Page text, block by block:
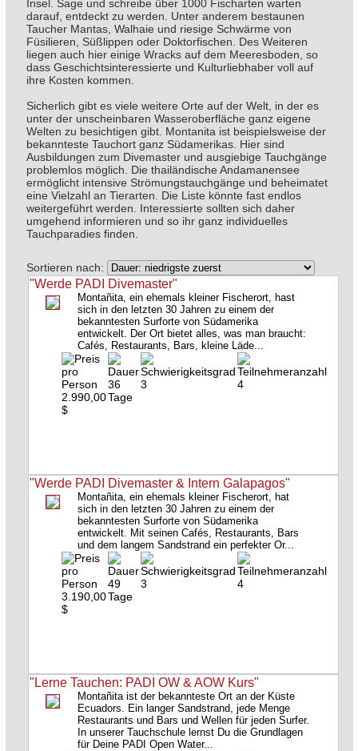
Insel. Sage und schreibe über 1000 Fischarten warten
darauf, entdeckt zu werden. Unter anderem bestaunen
Taucher Mantas, Walhaie und riesige Schwärme von
Füsilieren, Süßlippen oder Doktorfischen. Des Weiteren
liegen auch hier einige Wracks auf dem Meeresboden, so
dass Geschichtsinteressierte und Kulturliebhaber voll auf
ihre Kosten kommen.
Sicherlich gibt es viele weitere Orte auf der Welt, in der es
unter der unscheinbaren Wasseroberfläche ganz eigene
Welten zu besichtigen gibt. Montanita ist beispielsweise der
bekannteste Tauchort ganz Südamerikas. Hier sind
Ausbildungen zum Divemaster und ausgiebige Tauchgänge
problemlos möglich. Die thailändische Andamanensee
ermöglicht intensive Strömungstauchgänge und beheimatet
eine Vielzahl an Tierarten. Die Liste könnte fast endlos
weitergeführt werden. Interessierte sollten sich daher
umgehend informieren und so ihr ganz individuelles
Tauchparadies finden.
Sortieren nach:
"Werde PADI Divemaster"
Montañita, ein ehemals kleiner Fischerort, hast
sich in den letzten 30 Jahren zu einem der
bekanntesten Surforte von Südamerika
entwickelt. Der Ort bietet alles, was man braucht:
Cafés, Restaurants, Bars, kleine Läde...
2.990,00
$
36
Tage
3 4
"Werde PADI Divemaster & Intern Galapagos"
Montañita, ein ehemals kleiner Fischerort, hat
sich in den letzten 30 Jahren zu einem der
bekanntesten Surforte von Südamerika
entwickelt. Mit seinen Cafés, Restaurants, Bars
und dem langem Sandstrand ein perfekter Or...
3.190,00
$
49
Tage
3 4
"Lerne Tauchen: PADI OW & AOW Kurs"
Montañita ist der bekannteste Ort an der Küste
Ecuadors. Ein langer Sandstrand, jede Menge
Restaurants und Bars und Wellen für jeden Surfer.
In unserer Tauchschule lernst Du die Grundlagen
für Deine PADI Open Water...